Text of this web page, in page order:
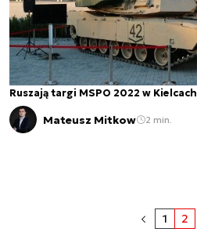
Ruszają targi MSPO 2022 w Kielcach
Mateusz Mitkow 2 min.
1 2